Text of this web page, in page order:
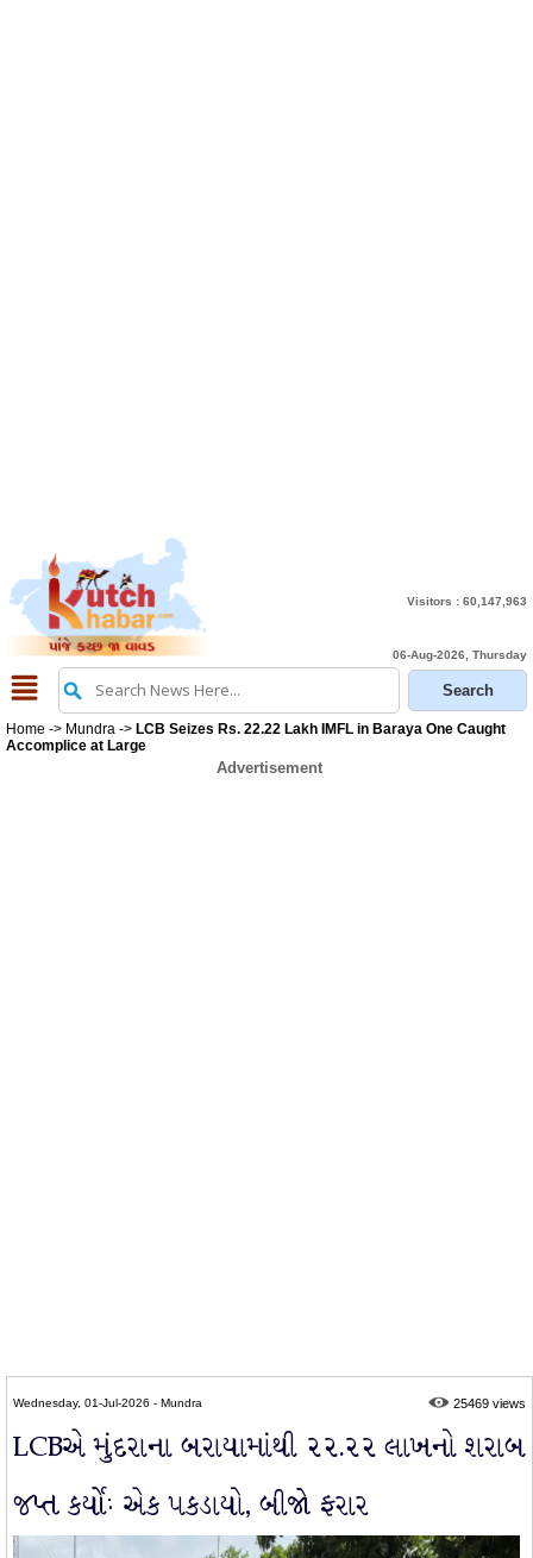
Visitors : 60,147,963
06-Aug-2026, Thursday
Home -> Mundra -> LCB Seizes Rs. 22.22 Lakh IMFL in Baraya One Caught
Accomplice at Large
Advertisement
Wednesday, 01-Jul-2026 - Mundra 25469 views
LCBએ મુંદરાના બરાયામાંથી ૨૨.૨૨ લાખનો શરાબ
જપ્ત કર્યોઃ એક પકડાયો, બીજો ફરાર